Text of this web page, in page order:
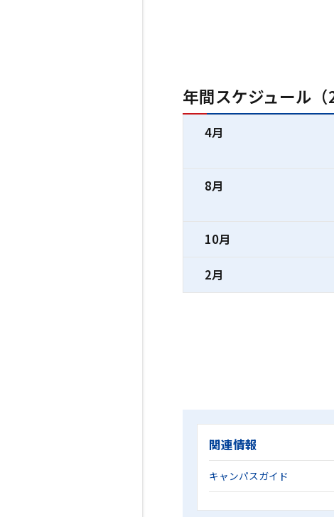
年間スケジュール（
4月
8月
10月
2月
関連情報
キャンパスガイド